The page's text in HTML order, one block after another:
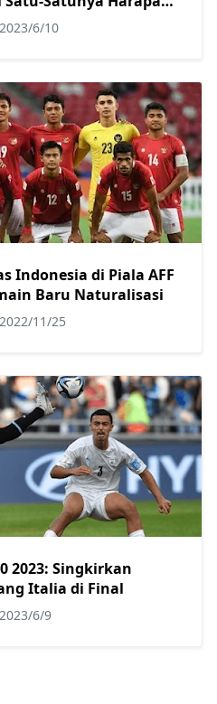
2023/6/10
Indonesia di Piala AFF
Baru Naturalisasi
2022/11/25
2023: Singkirkan
Italia di Final
2023/6/9